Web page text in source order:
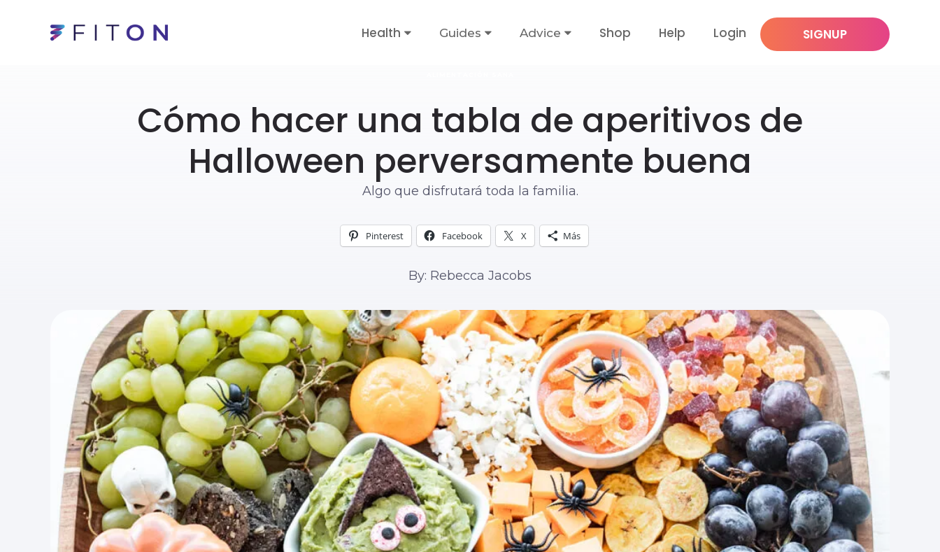
Health Guides Advice Shop Help Login SIGNUP
Cómo hacer una tabla de aperitivos de
Halloween perversamente buena
Algo que disfrutará toda la familia.
Pinterest Facebook X Más
By: Rebecca Jacobs